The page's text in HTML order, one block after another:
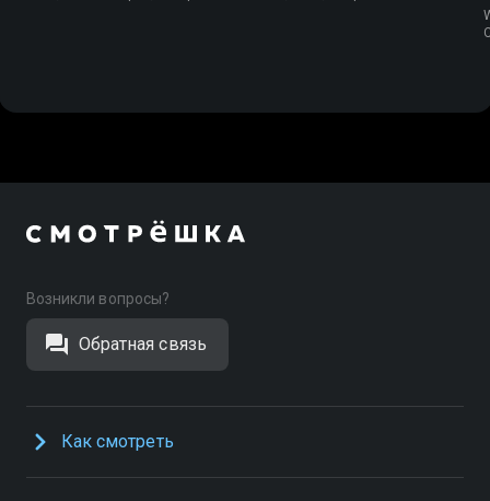
Возникли вопросы?
Обратная связь
Как смотреть